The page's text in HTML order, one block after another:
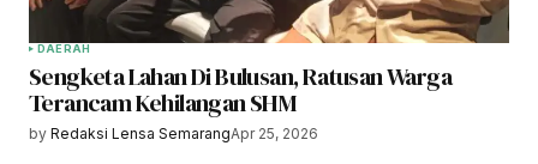
DAERAH
Sengketa Lahan Di Bulusan, Ratusan Warga
Terancam Kehilangan SHM
by Redaksi Lensa SemarangApr 25, 2026